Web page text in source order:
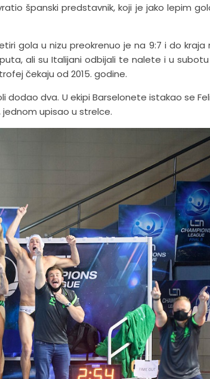
španski predstavnik, koji je jako lepim
gola u nizu preokrenuo je na 9:7 i do kraja
ali su Italijani odbijali te nalete i u
čekaju od 2015. godine.
dodao dva. U ekipi Barselonete istakao se
upisao u strelce.